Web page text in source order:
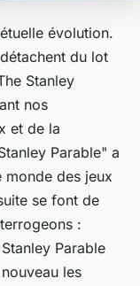
évolution.
du lot
Stanley
nos
et de la
Parable" a
monde des jeux
se font de
:
Parable
les